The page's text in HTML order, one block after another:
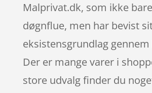
Malprivat.dk, som ikke
døgnflue, men har bevist
eksistensgrundlag
Der er mange varer i
store udvalg finder du